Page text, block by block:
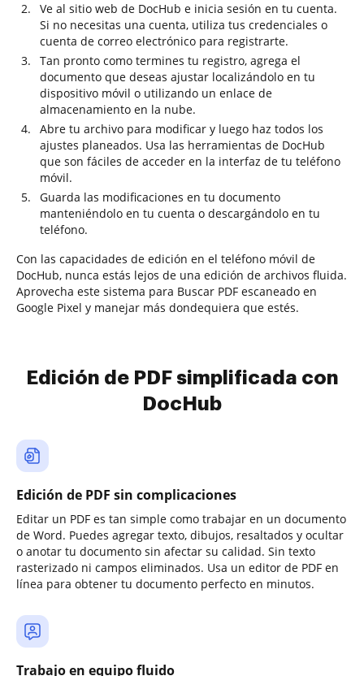
Ve al sitio web de DocHub e inicia sesión en tu cuenta.
Si no necesitas una cuenta, utiliza tus credenciales o
cuenta de correo electrónico para registrarte.
Tan pronto como termines tu registro, agrega el
documento que deseas ajustar localizándolo en tu
dispositivo móvil o utilizando un enlace de
almacenamiento en la nube.
Abre tu archivo para modificar y luego haz todos los
ajustes planeados. Usa las herramientas de DocHub
que son fáciles de acceder en la interfaz de tu teléfono
móvil.
Guarda las modificaciones en tu documento
manteniéndolo en tu cuenta o descargándolo en tu
teléfono.
Con las capacidades de edición en el teléfono móvil de
DocHub, nunca estás lejos de una edición de archivos fluida.
Aprovecha este sistema para Buscar PDF escaneado en
Google Pixel y manejar más dondequiera que estés.
Edición de PDF simplificada con
DocHub
Edición de PDF sin complicaciones
Editar un PDF es tan simple como trabajar en un documento
de Word. Puedes agregar texto, dibujos, resaltados y ocultar
o anotar tu documento sin afectar su calidad. Sin texto
rasterizado ni campos eliminados. Usa un editor de PDF en
línea para obtener tu documento perfecto en minutos.
Trabajo en equipo fluido